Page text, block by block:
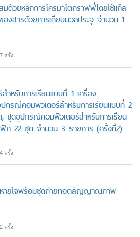
ด้วยหลักการโครมาโตกราฟฟี่โดยใช้แก๊ส
องสารด้วยการเทียบมวลประจุ จำนวน 1
ครั้ง
หรับการเรียนแบบที่ 1 เครื่อง
รณ์คอมพิวเตอร์สำหรับการเรียนแบบที่ 2
ชุดอุปกรณ์คอมพิวเตอร์สำหรับการเรียน
ฟิก 22 ชุด จำนวน 3 รายการ (ครั้งที่2)
ครั้ง
หายใจพร้อมชุดถ่ายทอดสัญญาณภาพ
ครั้ง